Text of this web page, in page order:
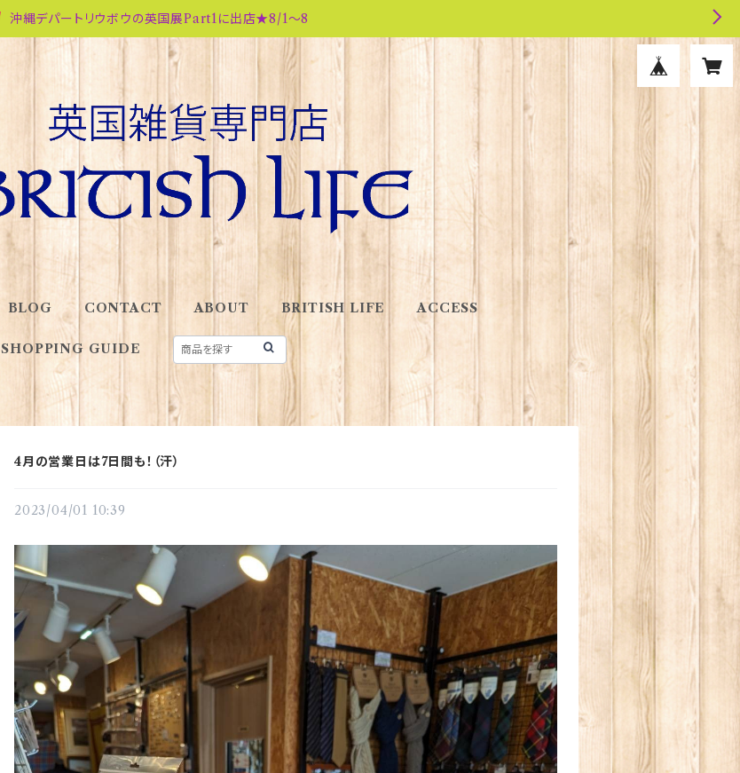
沖縄デパートリウボウの英国展Part1に出店★8/1～8
BLOG CONTACT ABOUT BRITISH LIFE ACCESS
SHOPPING GUIDE
4月の営業日は7日間も！（汗）
2023/04/01 10:39